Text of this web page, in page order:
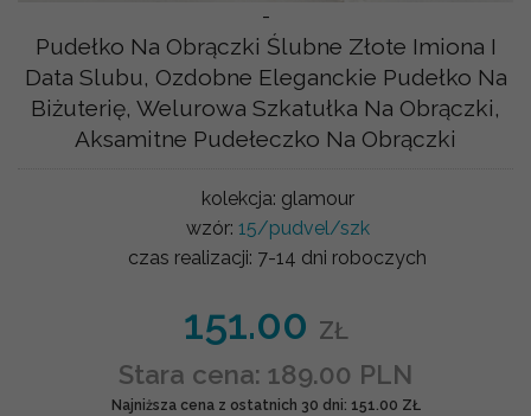
-
Pudełko Na Obrączki Ślubne Złote Imiona I
Data Slubu, Ozdobne Eleganckie Pudełko Na
Biżuterię, Welurowa Szkatułka Na Obrączki,
Aksamitne Pudełeczko Na Obrączki
kolekcja: glamour
wzór: 15/pudvel/szk
czas realizacji: 7-14 dni roboczych
151.00 ZŁ
Stara cena: 189.00 PLN
Najniższa cena z ostatnich 30 dni: 151.00 ZŁ